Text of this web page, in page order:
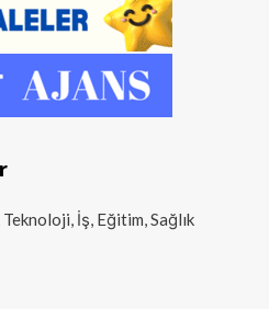
İş, Eğitim, Sağlık